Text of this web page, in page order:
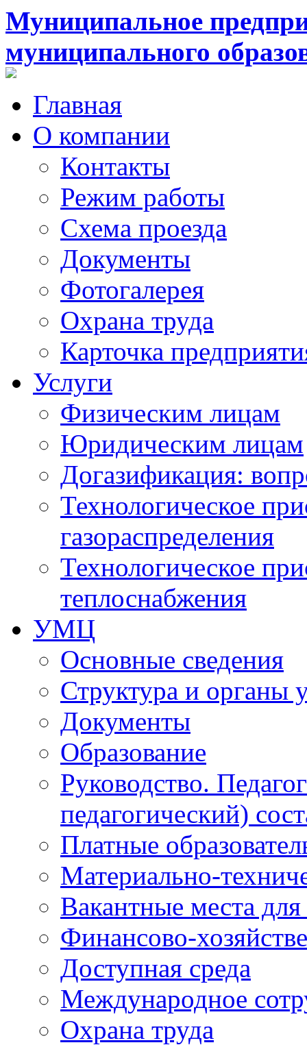
Муниципальное
муниципального
Главная
О компании
Контакты
Режим работы
Схема проезда
Документы
Фотогалерея
Охрана труда
Карточка
Услуги
Физическим лицам
Юридическим лицам
Догазификация:
Технологическое
газораспределения
Технологическое
теплоснабжения
УМЦ
Основные сведения
Структура и органы
Документы
Образование
Руководство.
педагогический)
Платные
Материально-
Вакантные места
Финансово-
Доступная среда
Международное
Охрана труда